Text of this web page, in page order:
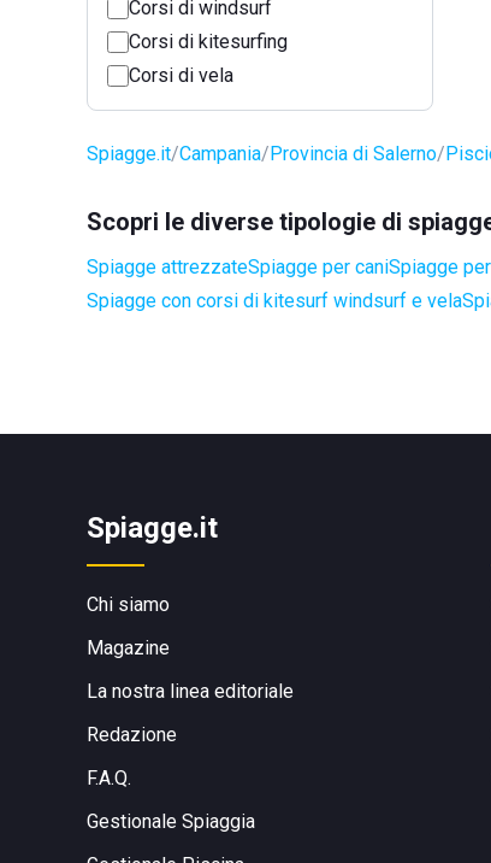
Corsi di windsurf
Corsi di kitesurfing
Corsi di vela
Spiagge.it Campania Provincia di Salerno
Scopri le diverse tipologie di
Spiagge attrezzateSpiagge per caniSpiagge
Spiagge con corsi di kitesurf windsurf e vela
Spiagge.it
Chi siamo
Magazine
La nostra linea editoriale
Redazione
F.A.Q.
Gestionale Spiaggia